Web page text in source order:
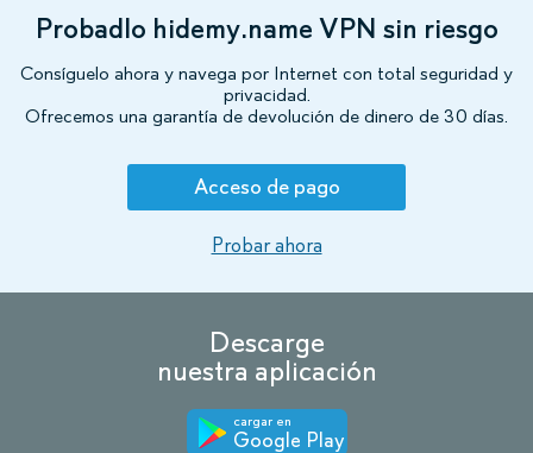
Probadlo hidemy.name VPN sin riesgo
Consíguelo ahora y navega por Internet con total seguridad y
privacidad.
Ofrecemos una garantía de devolución de dinero de 30 días.
Acceso de pago
Probar ahora
Descarge
nuestra aplicación
cargar en
Google Play